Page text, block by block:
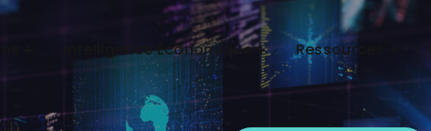
Intelligence Économique Ressources
Demander Une Démo